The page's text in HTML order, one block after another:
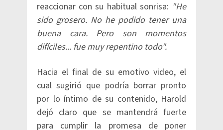
reaccionar con su habitual sonrisa: "He
sido grosero. No he podido tener una
buena cara. Pero son momentos
difíciles... fue muy repentino todo".
Hacia el final de su emotivo video, el
cual sugirió que podría borrar pronto
por lo íntimo de su contenido, Harold
dejó claro que se mantendrá fuerte
para cumplir la promesa de poner